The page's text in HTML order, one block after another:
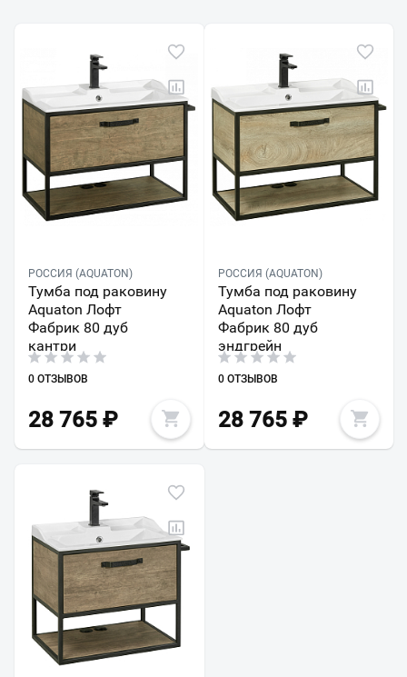
РОССИЯ (AQUATON)
Тумба под раковину
Aquaton Лофт
Фабрик 80 дуб
кантри
0 ОТЗЫВОВ
28 765 ₽
РОССИЯ (AQUATON)
Тумба под раковину
Aquaton Лофт
Фабрик 80 дуб
эндгрейн
0 ОТЗЫВОВ
28 765₽